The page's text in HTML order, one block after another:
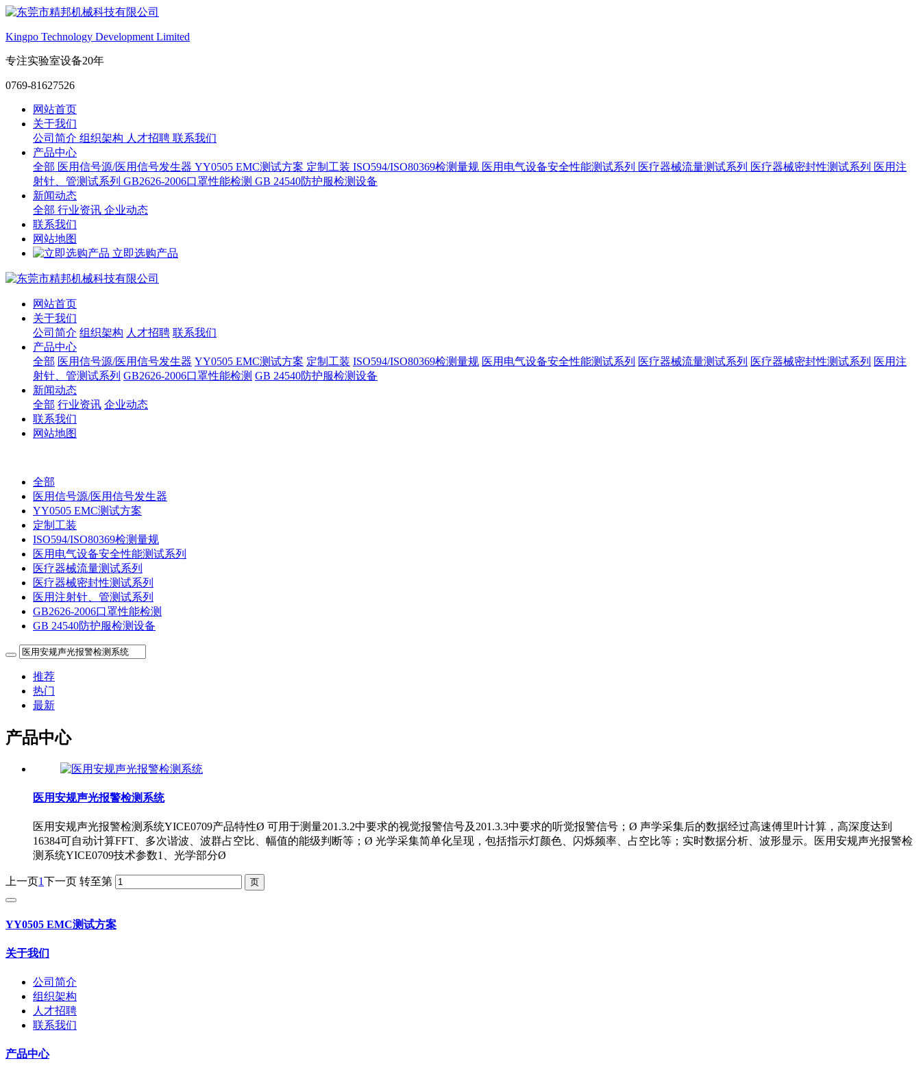
Kingpo Technology Development Limited
专注实验室设备20年
0769-81627526
网站首页
关于我们
公司简介 组织架构 人才招聘 联系我们
产品中心
全部 医用信号源/医用信号发生器 YY0505 EMC测试方案 定制工装 ISO594/ISO80369检测量规 医用电气设备安全性能测试系列 医疗器械流量测试系列 医疗器械密封性测试系列 医用注
射针、管测试系列 GB2626-2006口罩性能检测 GB 24540防护服检测设备
新闻动态
全部 行业资讯 企业动态
联系我们
网站地图
立即选购产品
网站首页
关于我们
公司简介 组织架构 人才招聘 联系我们
产品中心
全部 医用信号源/医用信号发生器 YY0505 EMC测试方案 定制工装 ISO594/ISO80369检测量规 医用电气设备安全性能测试系列 医疗器械流量测试系列 医疗器械密封性测试系列 医用注
射针、管测试系列 GB2626-2006口罩性能检测 GB 24540防护服检测设备
新闻动态
全部 行业资讯 企业动态
联系我们
网站地图
全部
医用信号源/医用信号发生器
YY0505 EMC测试方案
定制工装
ISO594/ISO80369检测量规
医用电气设备安全性能测试系列
医疗器械流量测试系列
医疗器械密封性测试系列
医用注射针、管测试系列
GB2626-2006口罩性能检测
GB 24540防护服检测设备
推荐
热门
最新
产品中心
医用安规声光报警检测系统
医用安规声光报警检测系统YICE0709产品特性Ø 可用于测量201.3.2中要求的视觉报警信号及201.3.3中要求的听觉报警信号；Ø 声学采集后的数据经过高速傅里叶计算，高深度达到
16384可自动计算FFT、多次谐波、波群占空比、幅值的能级判断等；Ø 光学采集简单化呈现，包括指示灯颜色、闪烁频率、占空比等；实时数据分析、波形显示。医用安规声光报警检
测系统YICE0709技术参数1、光学部分Ø
上一页1下一页 转至第
YY0505 EMC测试方案
关于我们
公司简介
组织架构
人才招聘
联系我们
产品中心